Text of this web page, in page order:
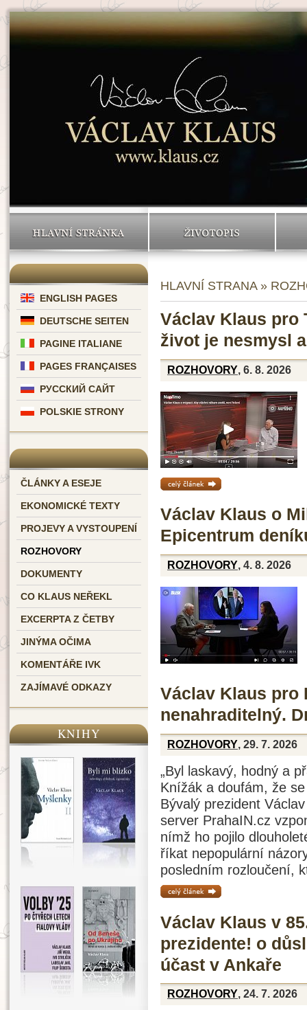
HLAVNÍ STRÁNKA ŽIVOTOPIS
ENGLISH PAGES
DEUTSCHE SEITEN
PAGINE ITALIANE
PAGES FRANÇAISES
РУССКИЙ САЙТ
POLSKIE STRONY
ČLÁNKY A ESEJE
EKONOMICKÉ TEXTY
PROJEVY A VYSTOUPENÍ
ROZHOVORY
DOKUMENTY
CO KLAUS NEŘEKL
EXCERPTA Z ČETBY
JINÝMA OČIMA
KOMENTÁŘE IVK
ZAJÍMAVÉ ODKAZY
KNIHY
HLAVNÍ STRANA»
Václav Klaus pro
život je nesmysl
ROZHOVORY, 6. 8. 2026
celý článek »
Václav Klaus o
Epicentrum
ROZHOVORY, 4. 8. 2026
Václav Klaus pro
nenahraditelný.
ROZHOVORY, 29. 7. 2026
„Byl laskavý, hodný a
Knížák a doufám, že
Bývalý prezident
server PrahaIN.cz
nímž ho pojilo
říkat nepopulární
posledním rozloučení,
celý článek »
Václav Klaus v
prezidente! o
účast v Ankaře
ROZHOVORY, 24. 7. 2026